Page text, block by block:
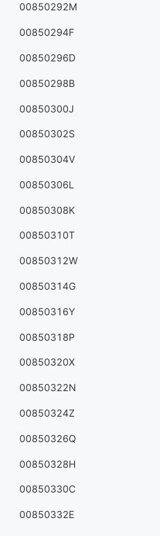
00850292M
00850294F
00850296D
00850298B
00850300J
00850302S
00850304V
00850306L
00850308K
00850310T
00850312W
00850314G
00850316Y
00850318P
00850320X
00850322N
00850324Z
00850326Q
00850328H
00850330C
00850332E